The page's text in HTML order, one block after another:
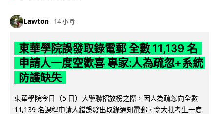
Lawton 14 小時
東華學院誤發取錄電郵 全數 11,139 名
申請人一度空歡喜 專家:人為疏忽+系統
防護缺失
東華學院今日（5 日）大學聯招放榜之際，因人為疏忽向全數
11,139 名課程申請人錯誤發出取錄通知電郵，令大批考生一度